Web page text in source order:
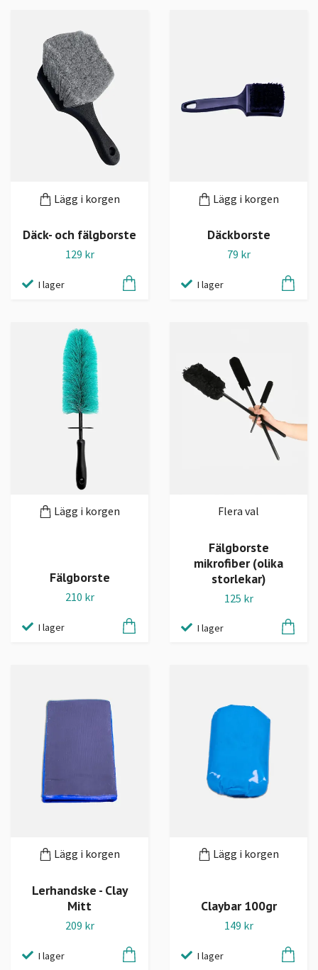
Lägg i korgen
Däck- och fälgborste
129 kr
I lager
Lägg i korgen
Däckborste
79 kr
I lager
Lägg i korgen
Fälgborste
210 kr
I lager
Flera val
Fälgborste
mikrofiber (olika
storlekar)
125 kr
I lager
Lägg i korgen
Lerhandske - Clay
Mitt
209 kr
I lager
Lägg i korgen
Claybar 100gr
149 kr
I lager